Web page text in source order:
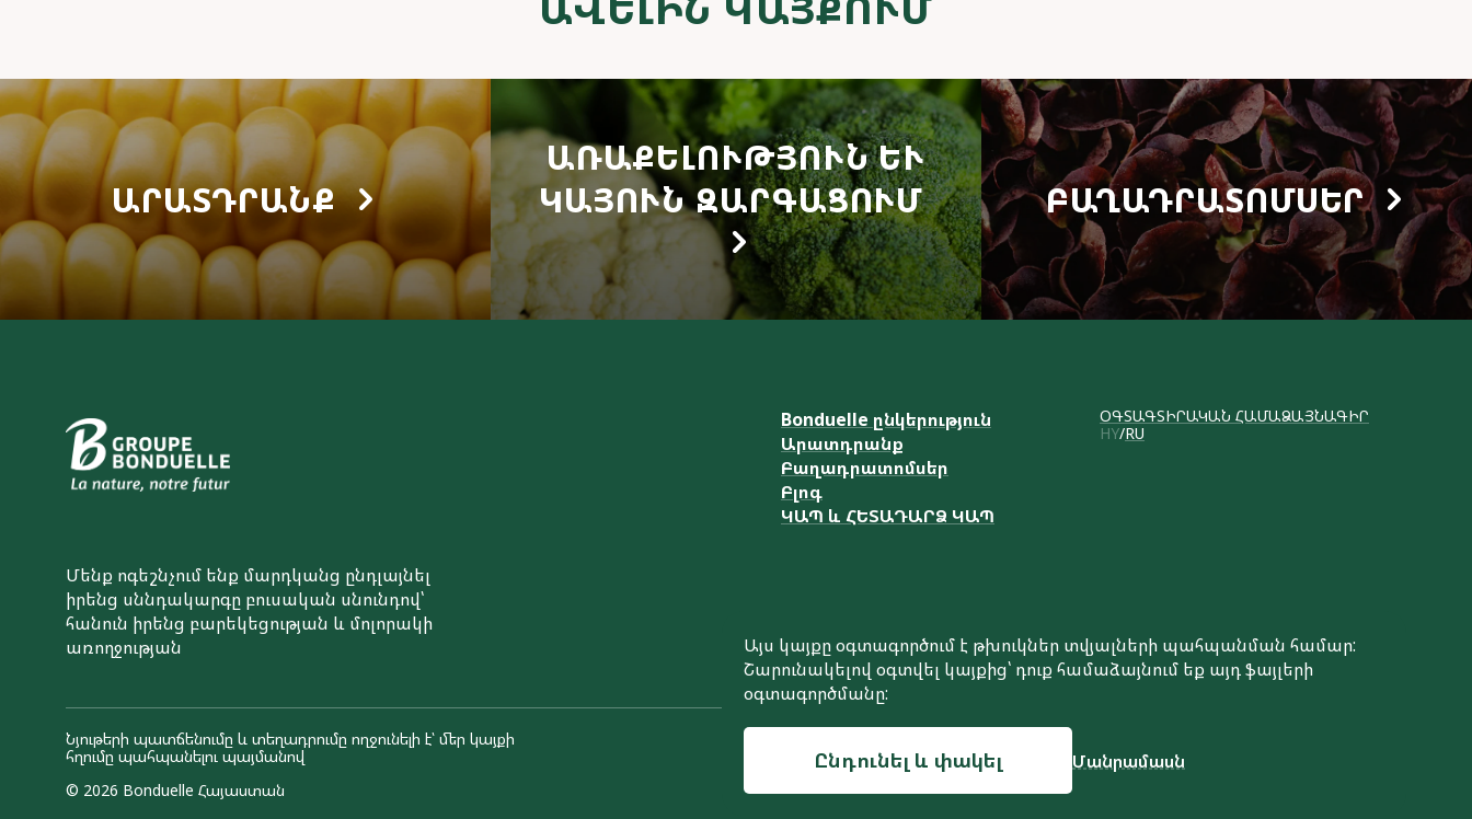
ԱՐԱՏԴՐԱՆՔ
ԱՌԱՔԵԼՈՒԹՅՈՒՆ ԵՒ Կ
ԱՅՈՒՆ ԶԱՐԳԱՑՈՒՄ
ԲԱՂԱԴՐԱՏՈՄՍԵՐ
Մենք ոգեշնչում ենք մարդկանց ընդլայնել
իրենց սննդակարգը բուսական սնունդով՝
հանուն իրենց բարեկեցության և մոլորակի
առողջության
Bonduelle ընկերություն
Արատդրանք
Բաղադրատոմսեր
Բլոգ
ԿԱՊ և ՀԵՏԱԴԱՐՁ ԿԱՊ
ՕԳՏԱԳՏԻՐԱԿԱՆ ՀԱՄԱՁԱՅՆԱԳԻՐ
HY RU
Նյութերի պատճենումը և տեղադրումը ողջունելի է՝ մեր կայքի
հղումը պահպանելու պայմանով
© 2026 Bonduelle Հայաստան
Այս կայքը օգտագործում է թխուկներ տվյալների պահպանման համար:
Շարունակելով օգտվել կայքից՝ դուք համաձայնում եք այդ ֆայլերի
օգտագործմանը:
Ընդունել և փակել Մանրամասն